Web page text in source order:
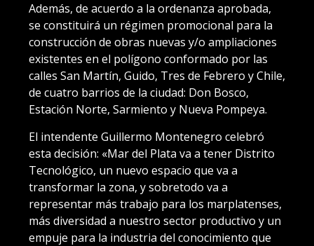
Además, de acuerdo a la ordenanza aprobada,
se constituirá un régimen promocional para la
construcción de obras nuevas y/o ampliaciones
existentes en el polígono conformado por las
calles San Martín, Guido, Tres de Febrero y Chile,
de cuatro barrios de la ciudad: Don Bosco,
Estación Norte, Sarmiento y Nueva Pompeya.
El intendente Guillermo Montenegro celebró
esta decisión: «Mar del Plata va a tener Distrito
Tecnológico, un nuevo espacio que va a
transformar la zona, y sobretodo va a
representar más trabajo para los marplatenses,
más diversidad a nuestro sector productivo y un
empuje para la industria del conocimiento que